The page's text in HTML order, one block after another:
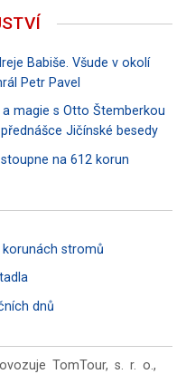
Babiše. Všude v okolí
Petr Pavel
magie s Otto Štemberkou
Jičínské besedy
na 612 korun
korunách stromů
dnů
TomTour, s. r. o.,